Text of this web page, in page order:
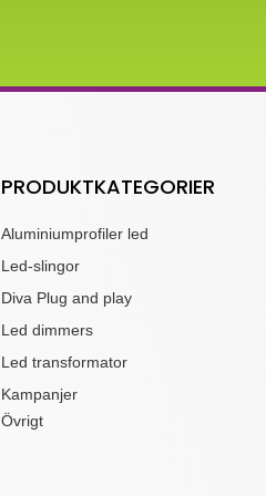
PRODUKTKATEGORIER
Aluminiumprofiler led
Led-slingor
Diva Plug and play
Led dimmers
Led transformator
Kampanjer
Övrigt